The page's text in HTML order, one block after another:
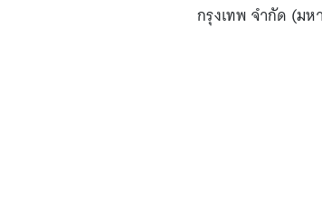
กรุงเทพ จำกัด (ม